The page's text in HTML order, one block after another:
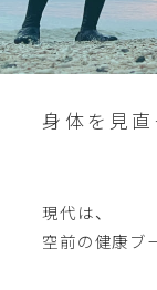
身体を見直
現代は、
空前の健康ブ